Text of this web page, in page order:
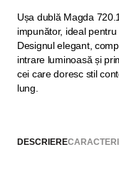
Ușa dublă Magda
impunător, ideal
Designul elegant,
intrare luminoasă și
cei care doresc stil
lung.
DESCRIERE